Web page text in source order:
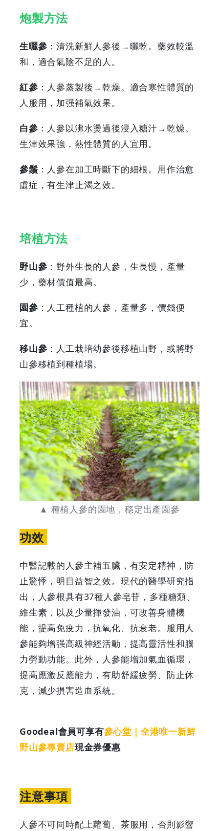
炮製方法
生曬參 ：清洗新鮮人參後→曬乾。藥效較溫
和，適合氣陰不足的人。
紅參 ：人參蒸製後→乾燥。適合寒性體質的
人服用，加强補氣效果。
白參 ：人參以沸水燙過後浸入糖汁→乾燥。
生津效果強，熱性體質的人宜用。
參鬚 ：人參在加工時斷下的細根。用作治愈
虛症，有生津止渴之效。
培植方法
野山參 ：野外生長的人參，生長慢，產量
少，藥材價值最高。
園參 ：人工種植的人參，產量多，價錢便
宜。
移山參 ：人工栽培幼參後移植山野，或將野
山參移植到種植場。
▲ 種植人參的園地，穩定出產園參
功效
中醫記載的人參主補五臟，有安定精神，防
止驚悸，明目益智之效。現代的醫學研究指
出，人參根具有37種人參皂苷，多種糖類、
維生素，以及少量揮發油，可改善身體機
能，提高免疫力，抗氧化、抗衰老。服用人
參能夠增强高級神經活動，提高靈活性和腦
力勞動功能。此外，人參能增加氣血循環，
提高應激反應能力，有助舒緩疲勞、防止休
克，減少損害造血系統。
Goodeal會員可享有參心堂｜全港唯一新鮮
野山參專賣店現金券優惠
注意事項
人參不可同時配上蘿蔔、茶服用，否則影響